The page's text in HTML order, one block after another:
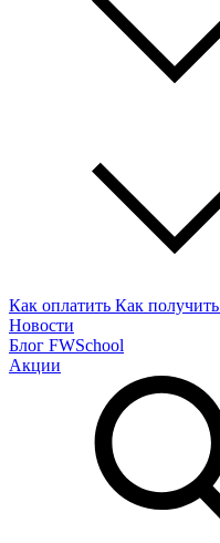
Как оплатить Как получить
Новости
Блог FWSchool
Акции